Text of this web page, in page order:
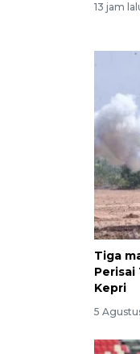
13 jam
Tiga
Perisai
Kepri
5